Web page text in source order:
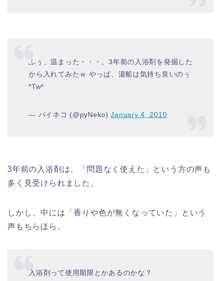
ふぅ、温まった・・・。3年前の入浴剤を発掘した
から入れてみたｗ やっぱ、湯船は気持ち良いのぅ
*Tw*
— パイネコ (@pyNeko)January 4, 2010
3年前の入浴剤は、「問題なく使えた」という方の声も
多く見受けられました。
しかし、中には「香りや色が無くなっていた」という
声もちらほら。
入浴剤って使用期限とかあるのかな？